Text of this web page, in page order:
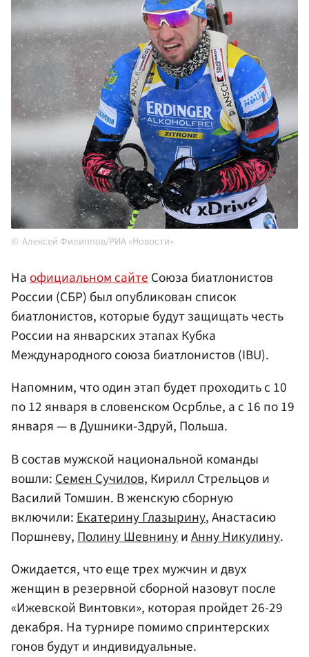
Алексей Филиппов/РИА «Новости»
Наофициальном сайтеСоюза биатлонистов
России (СБР) был опубликован список
биатлонистов, которые будут защищать честь
России на январских этапах Кубка
Международного союза биатлонистов (IBU).
Напомним, что один этап будет проходить с 10
по 12 января в словенском Осрблье, а с 16 по 19
января — в Душники-Здруй, Польша.
В состав мужской национальной команды
вошли: Семен Сучилов, Кирилл Стрельцов и
Василий Томшин. В женскую сборную
включили: Екатерину Глазырину, Анастасию
Поршневу, Полину ШевнинуиАнну Никулину.
Ожидается, что еще трех мужчин и двух
женщин в резервной сборной назовут после
«Ижевской Винтовки», которая пройдет 26-29
декабря. На турнире помимо спринтерских
гонов будут и индивидуальные.